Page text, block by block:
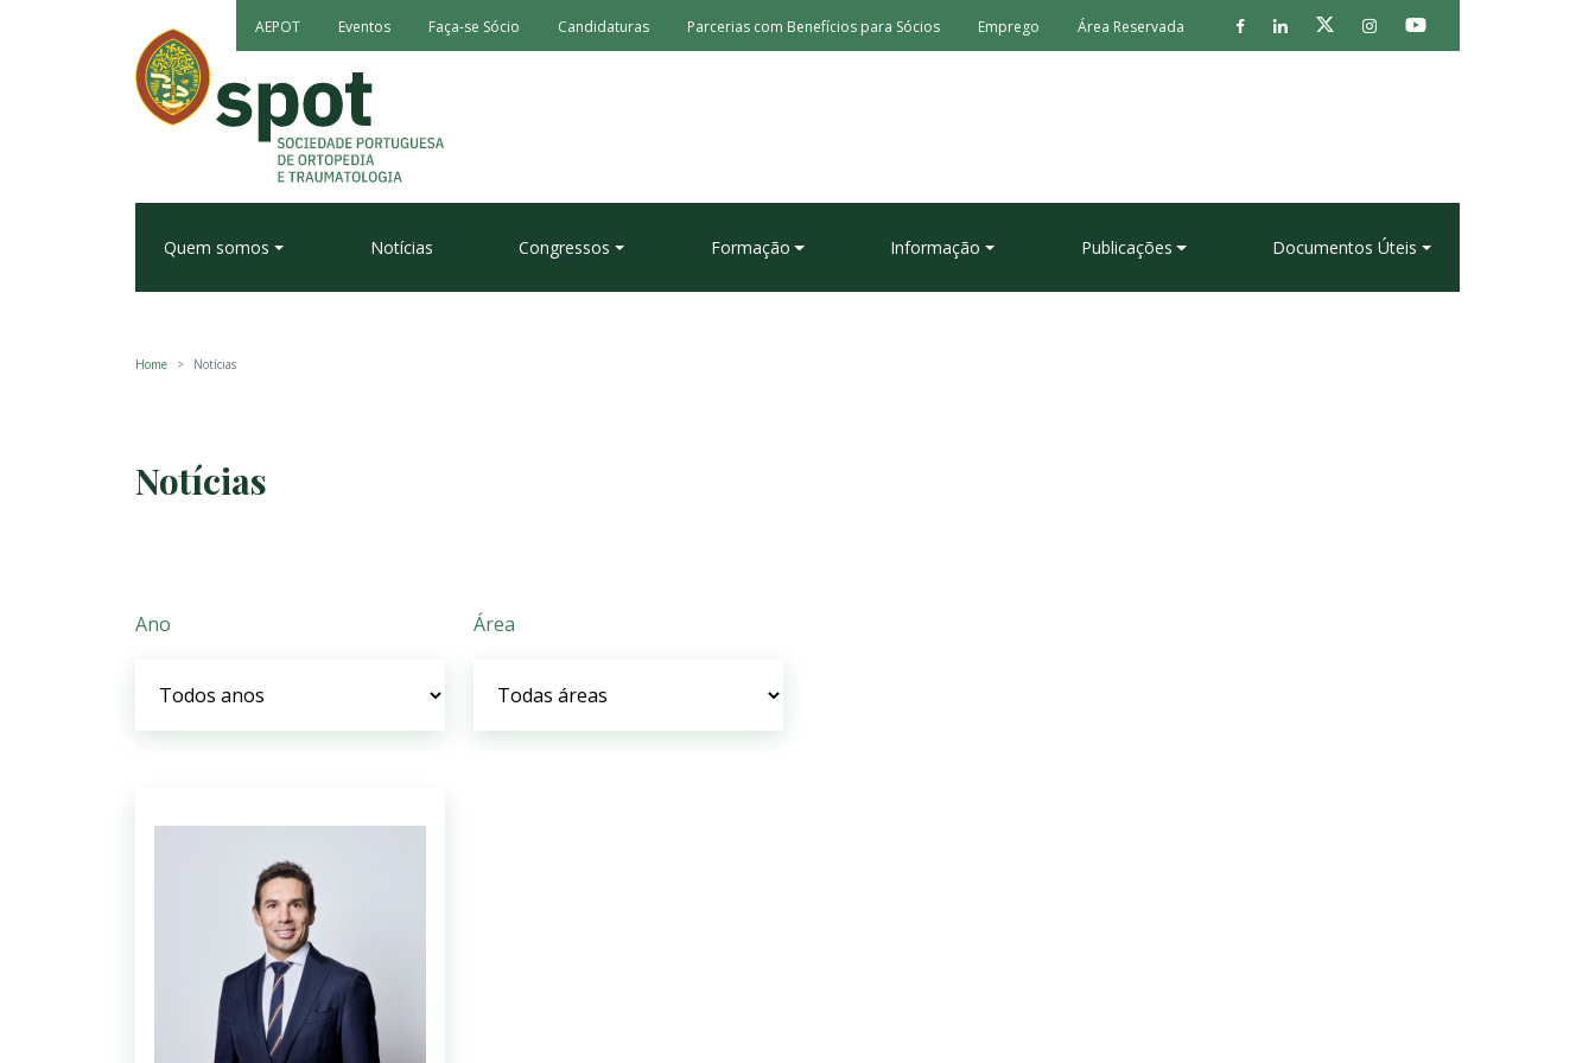
AEPOT Eventos Faça-se Sócio Candidaturas Parcerias com Benefícios para Sócios Emprego Área Reservada
Quem somos Notícias Congressos Formação Informação Publicações Documentos Úteis
Home Notícias
Notícias
Ano Área